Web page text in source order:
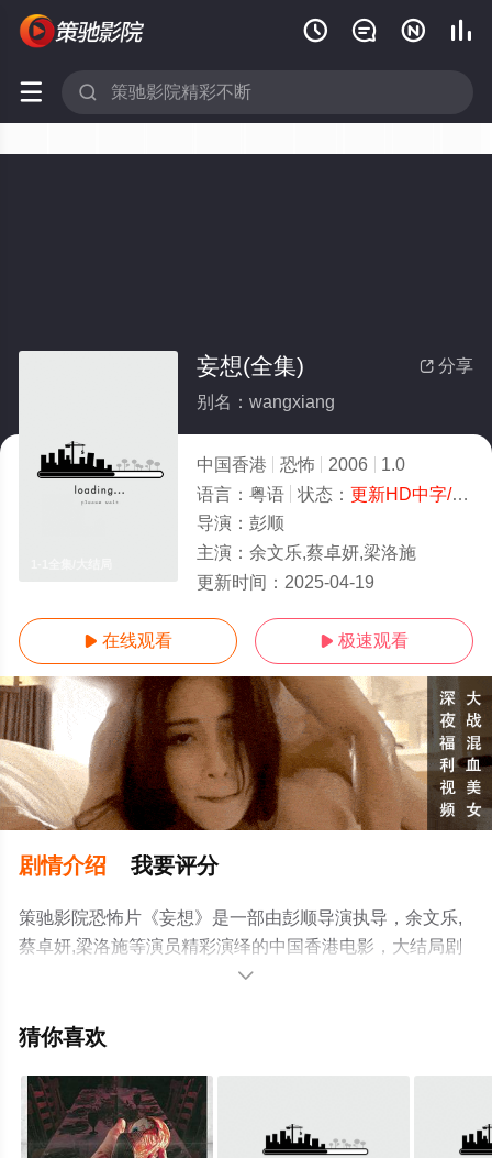
   
 
 分享
妄想(全集)
别名：wangxiang
中国香港 恐怖 2006
1.0
语言： 粤语 状态： 更新HD中字/高清
导演： 彭顺
主演： 余文乐,蔡卓妍,梁洛施
更新时间： 2025-04-19
 在线观看  极速观看
剧情介绍 我要评分
策驰影院恐怖片《妄想》是一部由彭顺导演执导，余文乐,
蔡卓妍,梁洛施等演员精彩演绎的中国香港电影，大结局剧
情已揭晓（1-1全集），手机免费观看高清无删减完整版电
影、电视猫或剧情网等平台了解。

猜你喜欢